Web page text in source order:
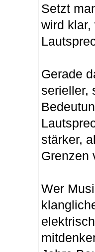
Setzt
wird
Gerade
serieller,
stärker,
Grenzen
Wer